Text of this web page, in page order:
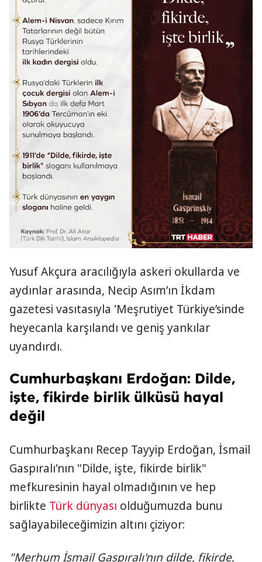
Yusuf Akçura aracılığıyla askeri okullarda ve
aydınlar arasında, Necip Asım’ın İkdam
gazetesi vasıtasıyla 'Meşrutiyet Türkiye’sinde
heyecanla karşılandı ve geniş yankılar
uyandırdı.
Cumhurbaşkanı Erdoğan: Dilde,
işte, fikirde birlik ülküsü hayal
değil
Cumhurbaşkanı Recep Tayyip Erdoğan, İsmail
Gaspıralı'nın "Dilde, işte, fikirde birlik"
mefkuresinin hayal olmadığının ve hep
birlikte Türk dünyası olduğumuzda bunu
sağlayabileceğimizin altını çiziyor:
"Merhum İsmail Gaspıralı'nın dilde, fikirde,